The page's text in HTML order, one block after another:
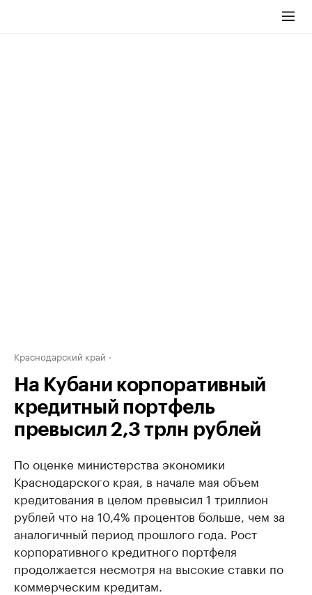
Краснодарский край
На Кубани корпоративный
кредитный портфель
превысил 2,3 трлн рублей
По оценке министерства экономики
Краснодарского края, в начале мая объем
кредитования в целом превысил 1 триллион
рублей что на 10,4% процентов больше, чем за
аналогичный период прошлого года. Рост
корпоративного кредитного портфеля
продолжается несмотря на высокие ставки по
коммерческим кредитам.